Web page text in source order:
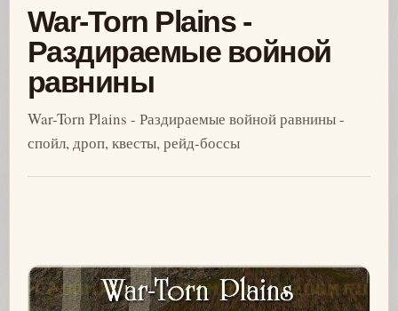
War-Torn Plains -
Раздираемые войной
равнины
War-Torn Plains - Раздираемые войной равнины -
спойл, дроп, квесты, рейд-боссы